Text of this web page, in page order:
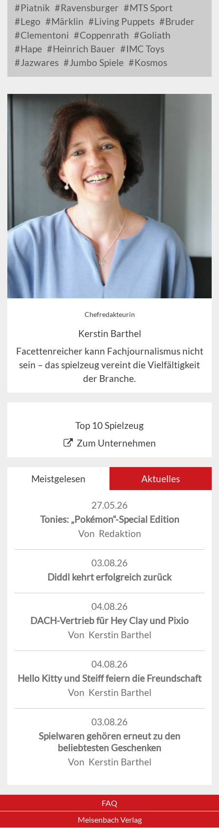
Piatnik
Ravensburger
MTS Sport
Lego
Märklin Living Puppets
Bruder
Clementoni
Coppenrath
Goliath
Hape
Heinrich Bauer
IMC Toys
Jazwares
Jumbo Spiele Kosmos
Chefredakteurin
Kerstin Barthel
Facettenreicher kann Fachjournalismus nicht
sein – das spielzeug vereint die Vielfältigkeit
der Branche.
Top 10 Spielzeug
Zum Unternehmen
Meistgelesen Aktuelles
27.05.26
Tonies: „Pokémon“-Special Edition
Von Redaktion
03.08.26
Diddl kehrt erfolgreich zurück
04.08.26
DACH-Vertrieb für Hey Clay und Pixio
Von Kerstin Barthel
04.08.26
Hello Kitty und Steiff feiern die Freundschaft
Von Kerstin Barthel
03.08.26
Spielwaren gehören erneut zu den
beliebtesten Geschenken
Von Kerstin Barthel
FAQ
Meisenbach Verlag